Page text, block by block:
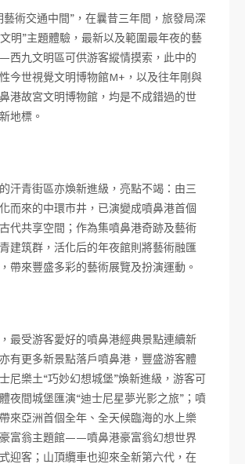
藝術交通中間”，在曩昔三年間，旅發局深
明”主題體驗，最新以及範圍最年夜的藝
九文明區可供游客縱情摸索，此中的
今世視覺文明博物館M+，以及往年剛與
港故宮文明博物館，均是不成錯過的世
地標。
汗青街區亦煥新進級，亮點不竭：由三
而來的中環市井，已演變成噴鼻港首個
代共享空間；作為集噴鼻港奇跡及藝術
建筑群，活化后的年夜館則將藝術融匯
帶來豐盛多彩的藝術展覽及扮演運動。
最受游客愛好的噴鼻港經典景點連續新
有更多新景點落戶噴鼻港，豐盛游客體
尼樂土“巧妙幻想城堡”煥新進級，游客可
夜間城堡匯演“迪士尼星夢光影之旅”；噴
來亞洲首個全年、全天候臨海的水上樂
富翁主題館——噴鼻港豪富翁幻想世界
迎客；山頂纜車也迎來全新第六代，在